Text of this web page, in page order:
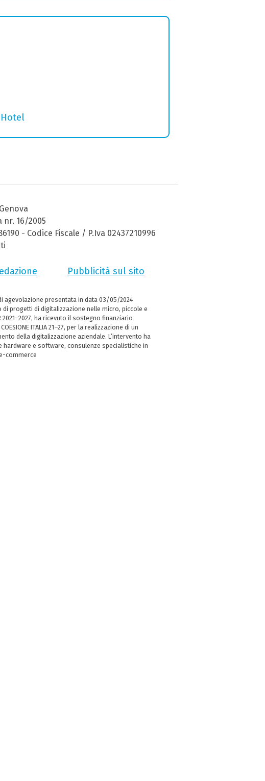
16/2005
- Codice Fiscale / P.Iva 02437210996
Pubblicità sul sito
di agevolazione presentata in data 03/05/2024
progetti di digitalizzazione nelle micro, piccole e
ha ricevuto il sostegno finanziario
ITALIA 21–27, per la realizzazione di un
della digitalizzazione aziendale. L’intervento ha
e software, consulenze specialistiche in
commerce